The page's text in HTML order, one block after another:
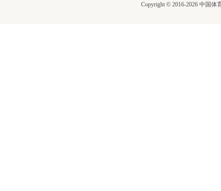
Copyright © 2016-2026 中国